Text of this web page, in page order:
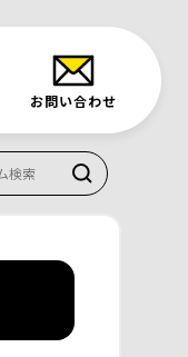
お問い合わせ